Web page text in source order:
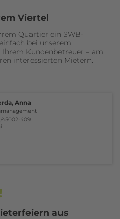
Viertel
Quartier ein SWB-
bei unserem
Ihrem Kundenbetreuer – am
interessierten Mietern.
Anna
45002-409
aus